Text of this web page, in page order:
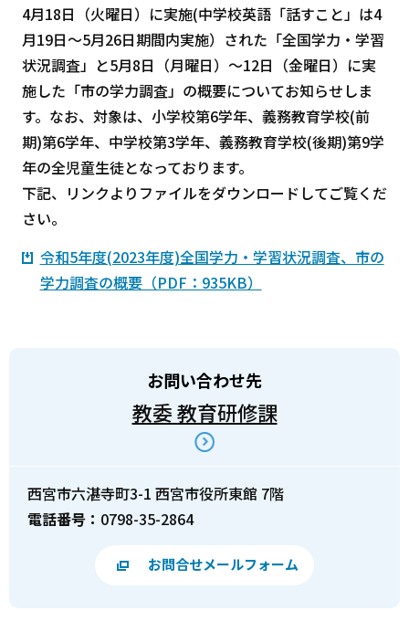
4月18日（火曜日）に実施(中学校英語「話すこと」は4
月19日～5月26日期間内実施）された「全国学力・学習
状況調査」と5月8日（月曜日）～12日（金曜日）に実
施した「市の学力調査」の概要についてお知らせしま
す。なお、対象は、小学校第6学年、義務教育学校(前
期)第6学年、中学校第3学年、義務教育学校(後期)第9学
年の全児童生徒となっております。
下記、リンクよりファイルをダウンロードしてご覧くだ
さい。
令和5年度(2023年度)全国学力・学習状況調査、市の
学力調査の概要（PDF：935KB）
お問い合わせ先
教委 教育研修課
西宮市六湛寺町3-1 西宮市役所東館 7階
電話番号： 0798-35-2864
お問合せメールフォーム